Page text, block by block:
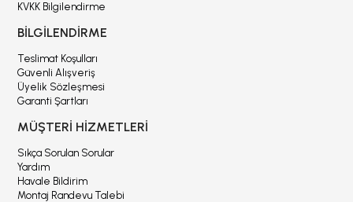
KVKK Bilgilendirme
BİLGİLENDİRME
Teslimat Koşulları
Güvenli Alışveriş
Üyelik Sözleşmesi
Garanti Şartları
MÜŞTERİ HİZMETLERİ
Sıkça Sorulan Sorular
Yardım
Havale Bildirim
Montaj Randevu Talebi